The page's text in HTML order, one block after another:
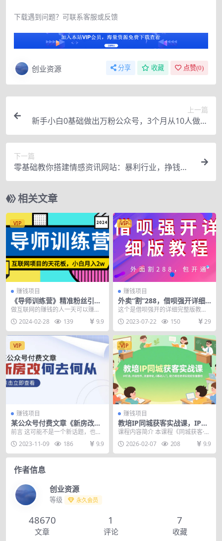
下载遇到问题？可联系客服或反馈
创业资源 分享 收藏 点赞(0)
上一篇
新手小白0基础做出万粉公众号，3个月从10人做到
4W+粉，业余时间月入10000
下一篇
零基础教你搭建情感资讯网站：暴利行业，挣钱门
道很多（搭建教程+源码）
相关文章
VIP
赚钱项目
《导师训练营》精准粉丝引流
的天花板，小白月入2w
做互联网的赚钱的人一天可以赚到
几千几万，不赚钱的人一天赚几元
几十元都很困难。如果...
2024-02-28 139 9.9
VIP
赚钱项目
外卖“割”288，借呗强开详细
完整版教程！
这个是借呗强开的详细完整版教
程，外面卖288、199的都有。 注
意不是秒开，有过...
2023-07-22 150 29
VIP
赚钱项目
某公众号付费文章《新房改，
何去何从！》再一次彻底改写
前言 这可能不是一个新话题，也可
能是你从其他地方看不到的内容。
「新房改」不重要，...
2023-11-09 186 9.9
VIP
赚钱项目
教培IP同城获客实战课，IP打
造、内容创作、流量转化，0
招生量翻倍
课程内容简介 本课程《同城获客·教
培IP流量课》是一套专为教培行业
从业者设计的短...
2026-02-07 208 9.9
作者信息
创业资源
等级 永久会员
48670
文章
1
评论
7
收藏